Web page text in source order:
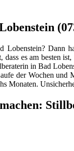
Lobenstein? Dann
dass es am besten
in Bad
der Wochen und
Monaten.